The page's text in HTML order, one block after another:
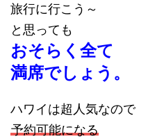
旅行に行こう～
と思っても
おそらく全て
満席でしょう。
ハワイは超人気なので
予約可能になる